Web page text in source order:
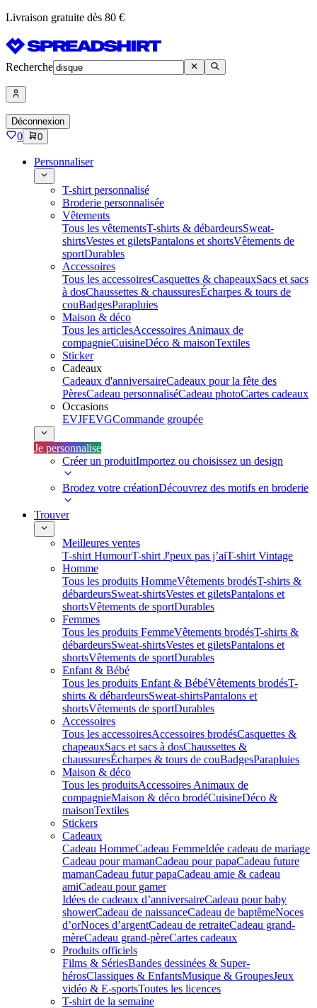
Livraison gratuite dès 80 €
Recherche
Déconnexion
0 0
Personnaliser
T-shirt personnalisé
Broderie personnalisée
Vêtements
Tous les vêtementsT-shirts & débardeursSweat-
shirtsVestes et giletsPantalons et shortsVêtements de
sportDurables
Accessoires
Tous les accessoiresCasquettes & chapeauxSacs et sacs
à dosChaussettes & chaussuresÉcharpes & tours de
couBadgesParapluies
Maison & déco
Tous les articlesAccessoires Animaux de
compagnieCuisineDéco & maisonTextiles
Sticker
Cadeaux
Cadeaux d'anniversaireCadeaux pour la fête des
PèresCadeau personnaliséCadeau photoCartes cadeaux
Occasions
EVJFEVGCommande groupée
Je personnalise
Créer un produitImportez ou choisissez un design
Brodez votre créationDécouvrez des motifs en broderie
Trouver
Meilleures ventes
T-shirt HumourT-shirt J'peux pas j’aiT-shirt Vintage
Homme
Tous les produits HommeVêtements brodésT-shirts &
débardeursSweat-shirtsVestes et giletsPantalons et
shortsVêtements de sportDurables
Femmes
Tous les produits FemmeVêtements brodésT-shirts &
débardeursSweat-shirtsVestes et giletsPantalons et
shortsVêtements de sportDurables
Enfant & Bébé
Tous les produits Enfant & BébéVêtements brodésT-
shirts & débardeursSweat-shirtsPantalons et
shortsVêtements de sportDurables
Accessoires
Tous les accessoiresAccessoires brodésCasquettes &
chapeauxSacs et sacs à dosChaussettes &
chaussuresÉcharpes & tours de couBadgesParapluies
Maison & déco
Tous les produitsAccessoires Animaux de
compagnieMaison & déco brodéCuisineDéco &
maisonTextiles
Stickers
Cadeaux
Cadeau HommeCadeau FemmeIdée cadeau de mariage​
Cadeau pour mamanCadeau pour papaCadeau future
mamanCadeau futur papaCadeau amie & cadeau
amiCadeau pour gamer
Idées de cadeaux d’anniversaireCadeau pour baby
showerCadeau de naissanceCadeau de baptêmeNoces
d’orNoces d’argentCadeau de retraiteCadeau grand-
mèreCadeau grand-pèreCartes cadeaux
Produits officiels
Films & SériesBandes dessinées & Super-
hérosClassiques & EnfantsMusique & GroupesJeux
vidéo & E-sportsToutes les licences
T-shirt de la semaine